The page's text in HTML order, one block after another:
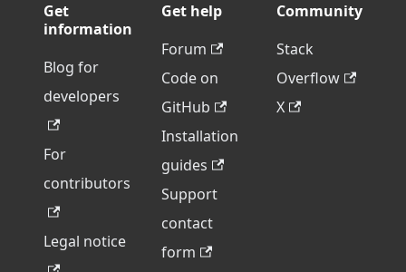
Get
information
Blog for
developers
For
contributors
Legal notice
Get help
Forum
Code on
GitHub
Installation
guides
Support
contact
form
Community
Stack
Overflow
X